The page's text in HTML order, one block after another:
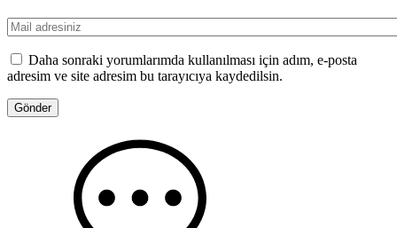
Daha sonraki yorumlarımda kullanılması için adım, e-posta
adresim ve site adresim bu tarayıcıya kaydedilsin.